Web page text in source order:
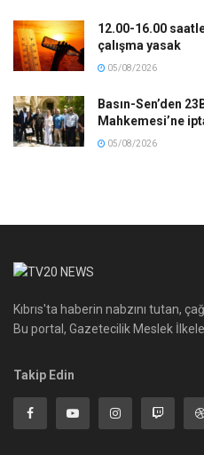
12.00-16.00
çalışma yasak
05/08/2026
Basın-Sen’den
Mahkemesi’ne
05/08/2026
Kıbrıs'ta haberin nabzını tutan,
Bu portal, Gazetecilik Meslek
Takip Edin